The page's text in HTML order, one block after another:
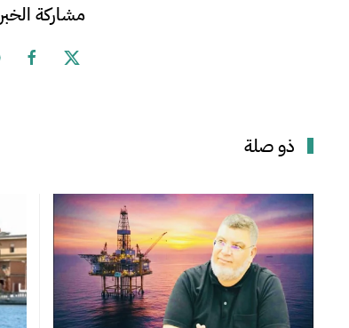
مشاركة الخبر
ذو صلة